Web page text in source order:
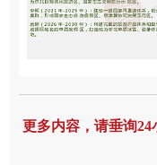
更多内容，请垂询24